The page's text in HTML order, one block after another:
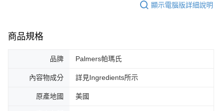
顯示電腦版詳細說明
商品規格
品牌 Palmers帕瑪氏
內容物成分 詳見Ingredients所示
原產地國 美國